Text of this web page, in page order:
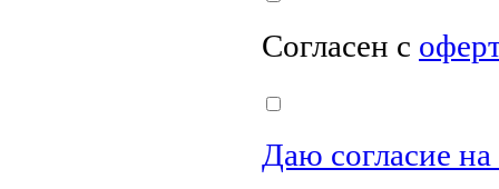
Согласен с
Даю согласие